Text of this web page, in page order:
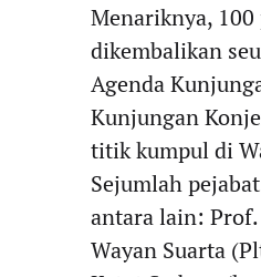
​Menariknya,
dikembalikan
​Agenda
​Kunjungan
titik kumpul di
​Sejumlah
antara lain: ​Prof.
Wayan Suarta